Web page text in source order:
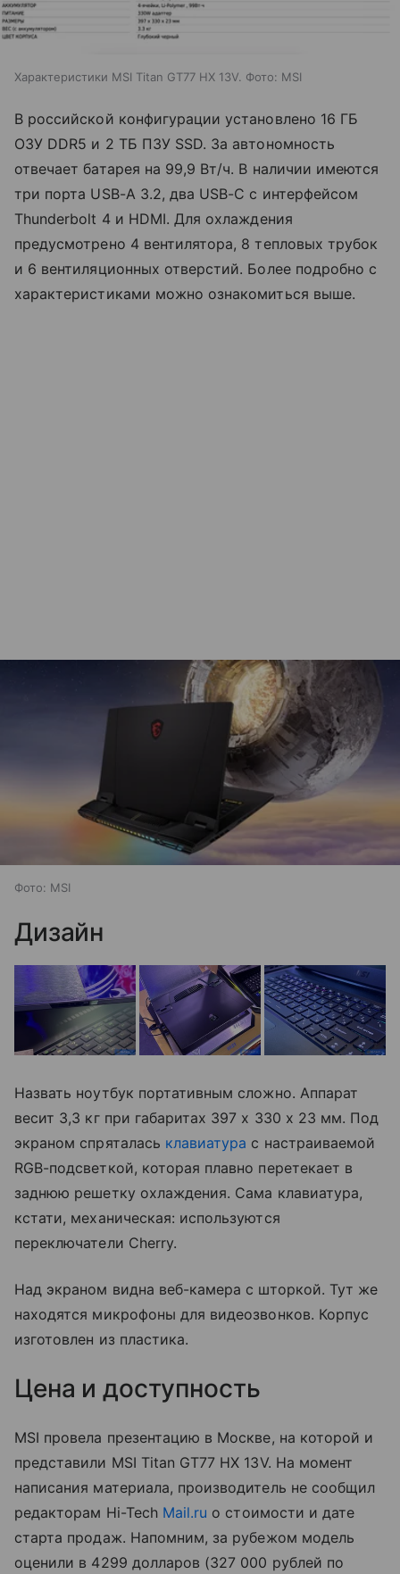
Характеристики MSI Titan GT77 HX 13V. Фото: MSI
В российской конфигурации установлено 16 ГБ
ОЗУ DDR5 и 2 ТБ ПЗУ SSD. За автономность
отвечает батарея на 99,9 Вт/ч. В наличии имеются
три порта USB-A 3.2, два USB-C с интерфейсом
Thunderbolt 4 и HDMI. Для охлаждения
предусмотрено 4 вентилятора, 8 тепловых трубок
и 6 вентиляционных отверстий. Более подробно с
характеристиками можно ознакомиться выше.
Фото: MSI
Дизайн
Назвать ноутбук портативным сложно. Аппарат
весит 3,3 кг при габаритах 397 x 330 x 23 мм. Под
экраном спряталась клавиатура с настраиваемой
RGB-подсветкой, которая плавно перетекает в
заднюю решетку охлаждения. Сама клавиатура,
кстати, механическая: используются
переключатели Cherry.
Над экраном видна веб-камера с шторкой. Тут же
находятся микрофоны для видеозвонков. Корпус
изготовлен из пластика.
Цена и доступность
MSI провела презентацию в Москве, на которой и
представили MSI Titan GT77 HX 13V. На момент
написания материала, производитель не сообщил
редакторам Hi-Tech Mail.ru о стоимости и дате
старта продаж. Напомним, за рубежом модель
оценили в 4299 долларов (327 000 рублей по